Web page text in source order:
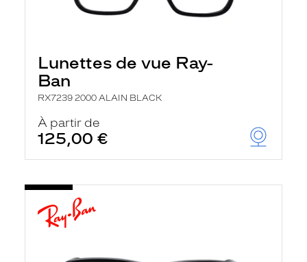
Lunettes de vue Ray-
Ban
RX7239 2000 ALAIN BLACK
À partir de
125,00 €